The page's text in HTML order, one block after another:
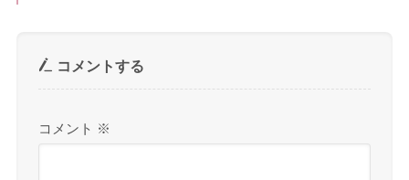
コメントする
コメント ※